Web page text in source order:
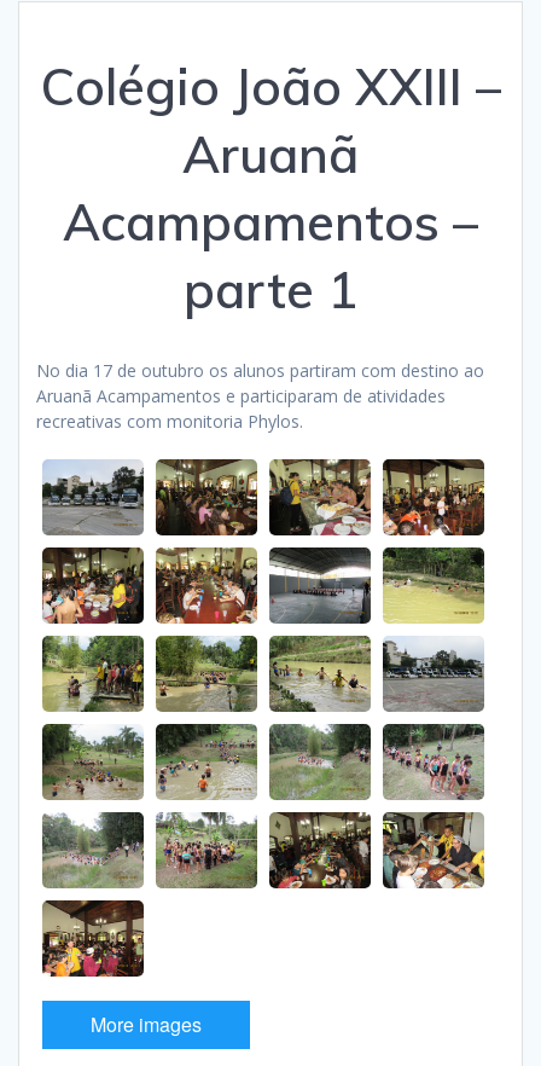
Colégio João XXIII –
Aruanã
Acampamentos –
parte 1
No dia 17 de outubro os alunos partiram com destino ao
Aruanã Acampamentos e participaram de atividades
recreativas com monitoria Phylos.
More images